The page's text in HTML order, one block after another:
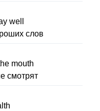
well
слов
mouth
смотрят